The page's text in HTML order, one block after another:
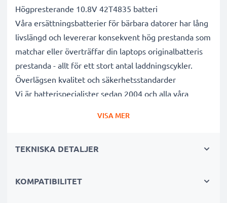
Högpresterande 10.8V 42T4835 batteri
Våra ersättningsbatterier för bärbara datorer har lång
livslängd och levererar konsekvent hög prestanda som
matchar eller överträffar din laptops originalbatteris
prestanda - allt för ett stort antal laddningscykler.
Överlägsen kvalitet och säkerhetsstandarder
Vi är batterispecialister sedan 2004 och alla våra
mer därtill. Det är därför de levereras med 3 års
Det hållbara valet
VISA MER
TEKNISKA DETALJER
KOMPATIBILITET